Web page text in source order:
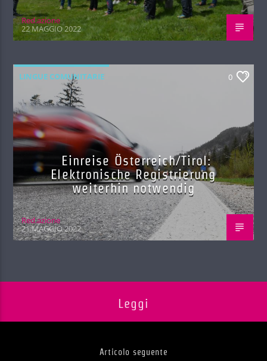
Red.azione
22 MAGGIO 2022
LINGUE COMUNITARIE 0
Einreise Österreich/Tirol:
Elektronische Registrierung
weiterhin notwendig
Red.azione
21 MAGGIO 2022
Leggi
Articolo seguente